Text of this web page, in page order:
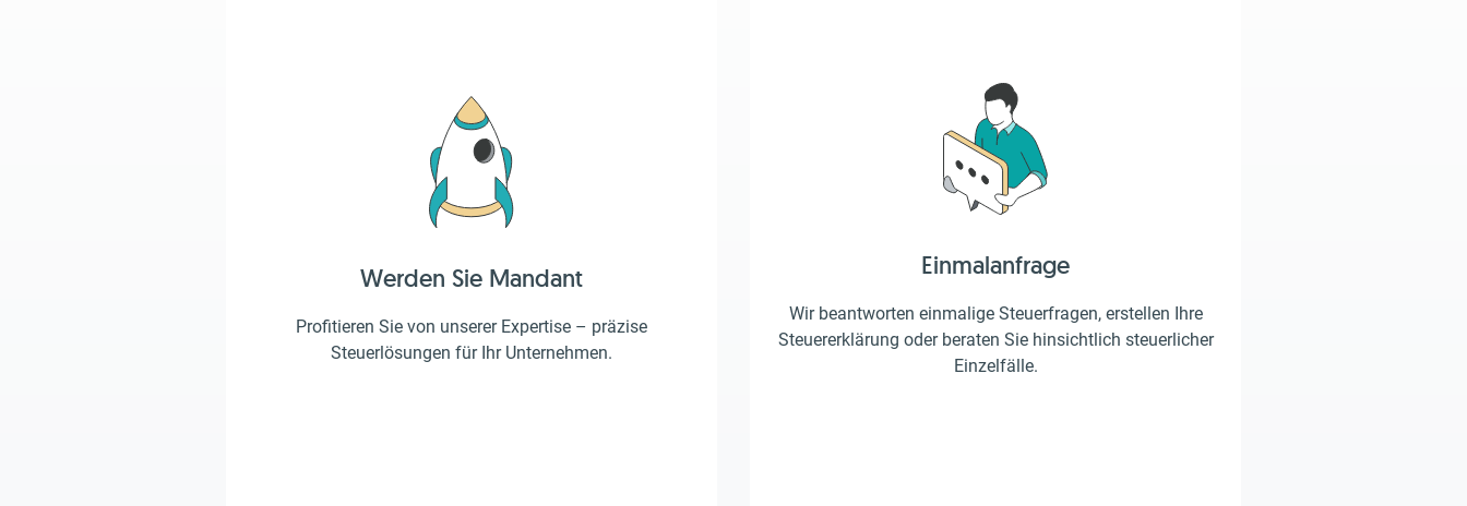
Werden Sie Mandant
Profitieren Sie von unserer Expertise – präzise
Steuerlösungen für Ihr Unternehmen.
Einmalanfrage
Wir beantworten einmalige Steuerfragen, erstellen Ihre
Steuererklärung oder beraten Sie hinsichtlich steuerlicher
Einzelfälle.